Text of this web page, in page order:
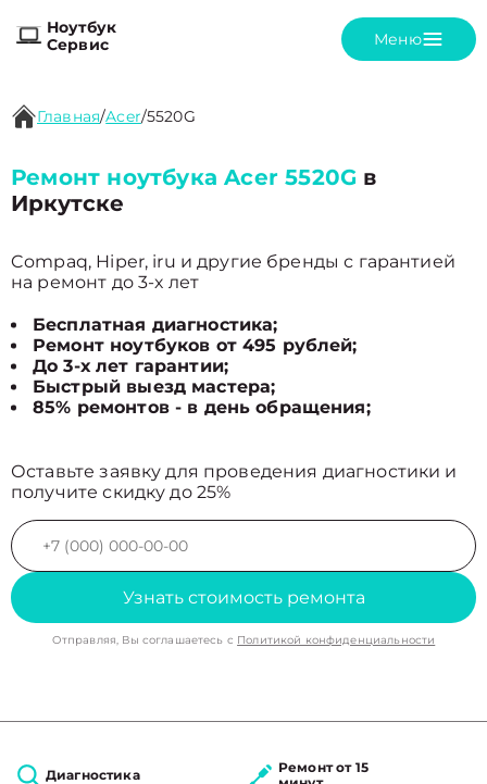
Ноутбук
Сервис
Меню
Главная/Acer/5520G
Ремонт ноутбука Acer 5520G в
Иркутске
Compaq, Hiper, iru и другие бренды с гарантией
на ремонт до 3-х лет
Бесплатная диагностика;
Ремонт ноутбуков от 495 рублей;
До 3-х лет гарантии;
Быстрый выезд мастера;
85% ремонтов - в день обращения;
Оставьте заявку для проведения диагностики и
получите скидку до 25%
Узнать стоимость ремонта
Отправляя, Вы соглашаетесь с Политикой конфиденциальности
Диагностика
Ремонт от 15